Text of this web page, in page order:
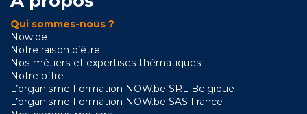
Qui sommes-nous ?
Now.be
Notre raison d’être
Nos métiers et expertises thématiques
Notre offre
L’organisme Formation NOW.be SRL Belgique
L’organisme Formation NOW.be SAS France